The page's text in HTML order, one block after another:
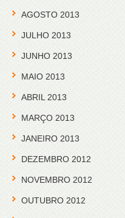
AGOSTO 2013
JULHO 2013
JUNHO 2013
MAIO 2013
ABRIL 2013
MARÇO 2013
JANEIRO 2013
DEZEMBRO 2012
NOVEMBRO 2012
OUTUBRO 2012